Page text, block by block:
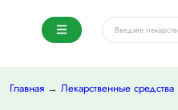
Главная → Лекарственные средства